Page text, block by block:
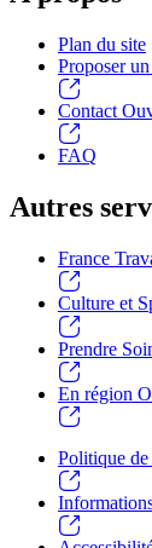
Plan du site
Proposer
Contact
FAQ
Autres
France
Culture et
Prendre
En région
Politique